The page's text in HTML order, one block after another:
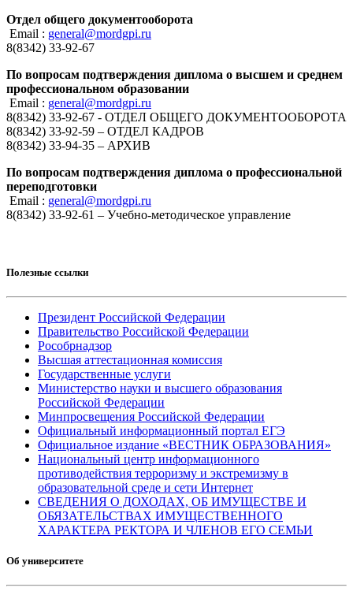
Отдел общего документооборота
Email : general@mordgpi.ru
8(8342) 33-92-67
По вопросам подтверждения диплома о высшем и среднем
профессиональном образовании
Email : general@mordgpi.ru
8(8342) 33-92-67 - ОТДЕЛ ОБЩЕГО ДОКУМЕНТООБОРОТА
8(8342) 33-92-59 – ОТДЕЛ КАДРОВ
8(8342) 33-94-35 – АРХИВ
По вопросам подтверждения диплома о профессиональной
переподготовки
Email : general@mordgpi.ru
8(8342) 33-92-61 – Учебно-методическое управление
Полезные ссылки
Президент Российской Федерации
Правительство Российской Федерации
Рособрнадзор
Высшая аттестационная комиссия
Государственные услуги
Министерство науки и высшего образования
Российской Федерации
Минпросвещения Российской Федерации
Официальный информационный портал ЕГЭ
Официальное издание «ВЕСТНИК ОБРАЗОВАНИЯ»
Национальный центр информационного
противодействия терроризму и экстремизму в
образовательной среде и сети Интернет
СВЕДЕНИЯ О ДОХОДАХ, ОБ ИМУЩЕСТВЕ И
ОБЯЗАТЕЛЬСТВАХ ИМУЩЕСТВЕННОГО
ХАРАКТЕРА РЕКТОРА И ЧЛЕНОВ ЕГО СЕМЬИ
Об университете